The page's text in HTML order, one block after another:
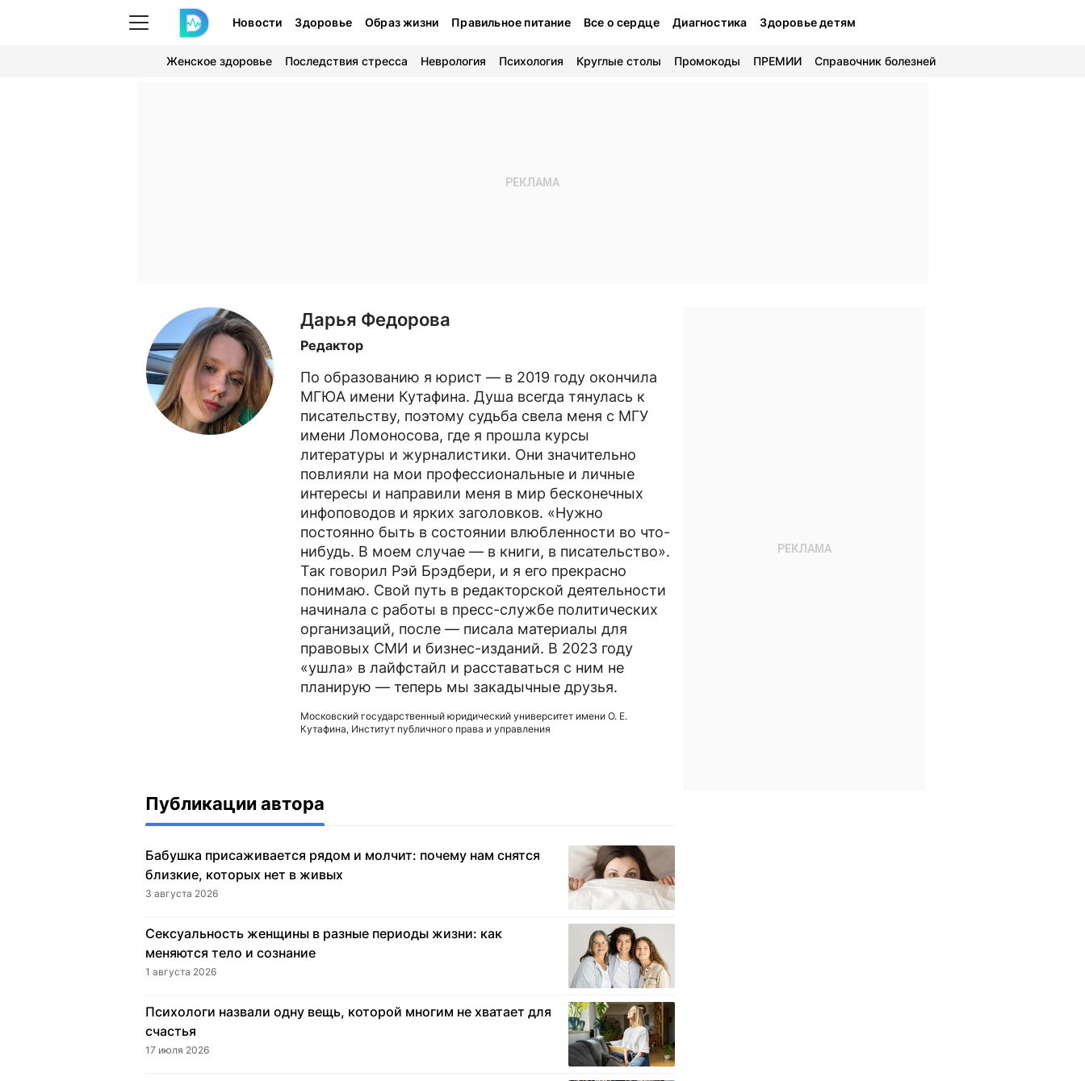
Новости Здоровье Образ жизни Правильное питание Все о сердце Диагностика Здоровье детям
Женское здоровье Последствия стресса Неврология Психология Круглые столы Промокоды ПРЕМИИ Справочник болезней
Дарья Федорова
Редактор
По образованию я юрист — в 2019 году окончила
МГЮА имени Кутафина. Душа всегда тянулась к
писательству, поэтому судьба свела меня с МГУ
имени Ломоносова, где я прошла курсы
литературы и журналистики. Они значительно
повлияли на мои профессиональные и личные
интересы и направили меня в мир бесконечных
инфоповодов и ярких заголовков. «Нужно
постоянно быть в состоянии влюбленности во что-
нибудь. В моем случае — в книги, в писательство».
Так говорил Рэй Брэдбери, и я его прекрасно
понимаю. Свой путь в редакторской деятельности
начинала с работы в пресс-службе политических
организаций, после — писала материалы для
правовых СМИ и бизнес-изданий. В 2023 году
«ушла» в лайфстайл и расставаться с ним не
планирую — теперь мы закадычные друзья.
Московский государственный юридический университет имени О. Е.
Кутафина, Институт публичного права и управления
Публикации автора
Бабушка присаживается рядом и молчит: почему нам снятся
близкие, которых нет в живых
3 августа 2026
Сексуальность женщины в разные периоды жизни: как
меняются тело и сознание
1 августа 2026
Психологи назвали одну вещь, которой многим не хватает для
счастья
17 июля 2026